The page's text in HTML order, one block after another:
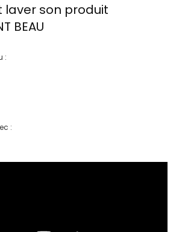
son produit
BEAU
:
: